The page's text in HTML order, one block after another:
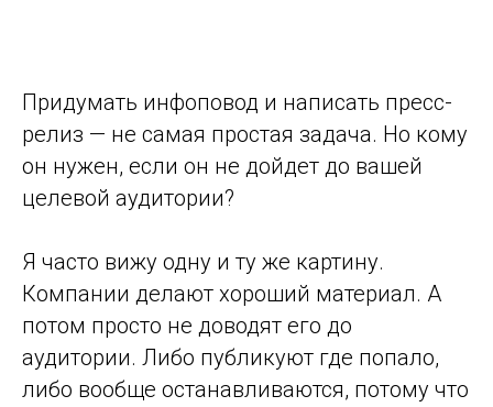
Придумать инфоповод и написать пресс-
релиз — не самая простая задача. Но кому
он нужен, если он не дойдет до вашей
целевой аудитории?
Я часто вижу одну и ту же картину.
Компании делают хороший материал. А
потом просто не доводят его до
аудитории. Либо публикуют где попало,
либо вообще останавливаются, потому что